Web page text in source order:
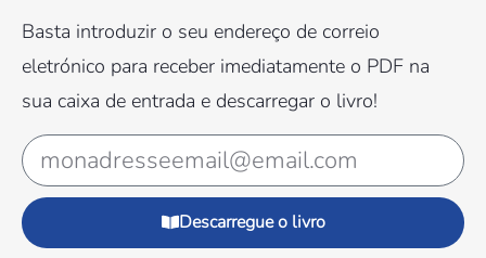
Basta introduzir o seu endereço de correio
eletrónico para receber imediatamente o PDF na
sua caixa de entrada e descarregar o livro!
Descarregue o livro